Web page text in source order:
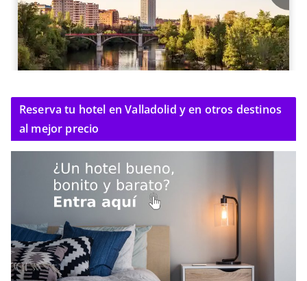
Reserva tu hotel en Valladolid y en otros destinos
al mejor precio